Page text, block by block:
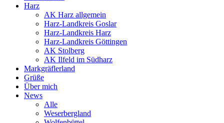
Harz
AK Harz allgemein
Harz-Landkreis Goslar
Harz-Landkreis Harz
Harz-Landkreis Göttingen
AK Stolberg
AK Ilfeld im Südharz
Markgräflerland
Grüße
Über mich
News
Alle
Weserbergland